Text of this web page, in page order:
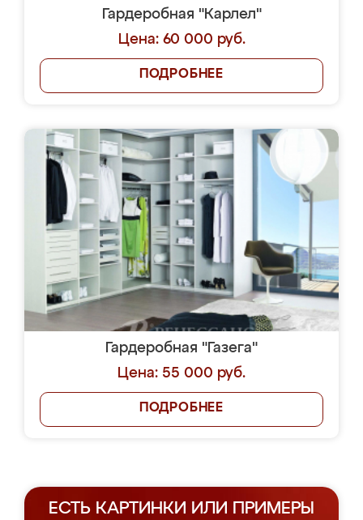
Гардеробная "Карлел"
Цена: 60 000 руб.
ПОДРОБНЕЕ
Гардеробная "Газега"
Цена: 55 000 руб.
ПОДРОБНЕЕ
ЕСТЬ КАРТИНКИ ИЛИ ПРИМЕРЫ